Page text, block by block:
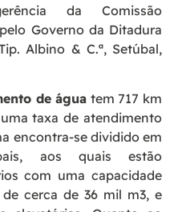
da Comissão
Governo da Ditadura
Albino & C.ª, Setúbal,
de água tem 717 km
taxa de atendimento
encontra-se dividido em
aos quais estão
com uma capacidade
cerca de 36 mil m3, e